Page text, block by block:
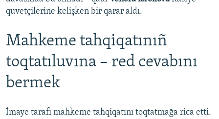
quvetçilerine kelişken bir qarar aldı.
Mahkeme tahqiqatınıñ
toqtatıluvına – red cevabını
bermek
İmaye tarafı mahkeme tahqiqatını toqtatmağa rica etti.